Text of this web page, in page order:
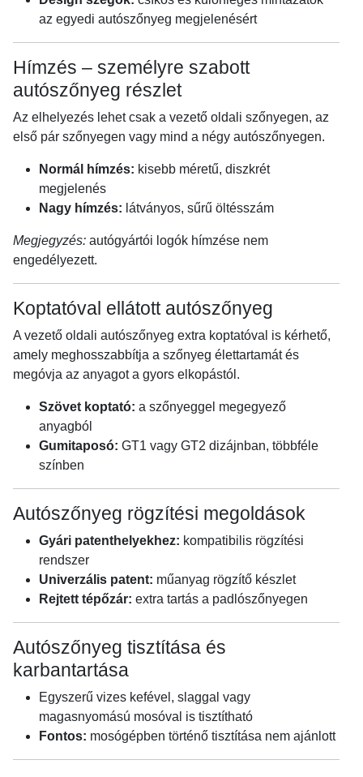
az egyedi autószőnyeg megjelenésért
Hímzés – személyre szabott
autószőnyeg részlet
Az elhelyezés lehet csak a vezető oldali szőnyegen, az
első pár szőnyegen vagy mind a négy autószőnyegen.
Normál hímzés: kisebb méretű, diszkrét
megjelenés
Nagy hímzés: látványos, sűrű öltésszám
Megjegyzés: autógyártói logók hímzése nem
engedélyezett.
Koptatóval ellátott autószőnyeg
A vezető oldali autószőnyeg extra koptatóval is kérhető,
amely meghosszabbítja a szőnyeg élettartamát és
megóvja az anyagot a gyors elkopástól.
Szövet koptató: a szőnyeggel megegyező
anyagból
Gumitaposó: GT1 vagy GT2 dizájnban, többféle
színben
Autószőnyeg rögzítési megoldások
Gyári patenthelyekhez: kompatibilis rögzítési
rendszer
Univerzális patent: műanyag rögzítő készlet
Rejtett tépőzár: extra tartás a padlószőnyegen
Autószőnyeg tisztítása és
karbantartása
Egyszerű vizes kefével, slaggal vagy
magasnyomású mosóval is tisztítható
Fontos: mosógépben történő tisztítása nem ajánlott